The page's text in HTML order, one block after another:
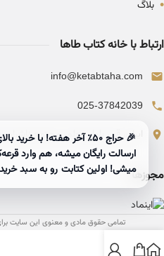
• بلاگ
ارتباط با خانه کتاب طاها
info@ketabtaha.com
025-37842039
ایران، قم، بلوار معلم، مجتمع
مجوزها
تمامی حقوق مادی و معنوی این سایت
میشی! اولین کتابت رو به سبد